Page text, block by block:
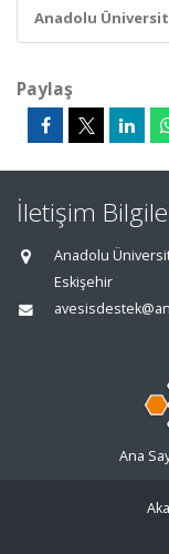
Anadolu
Paylaş
İletişim
Anadolu
Eskişehir
Ana